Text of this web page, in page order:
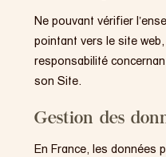
Ne pouvant vérifier
pointant vers le site
responsabilité
son Site.
Gestion des
En France, les données